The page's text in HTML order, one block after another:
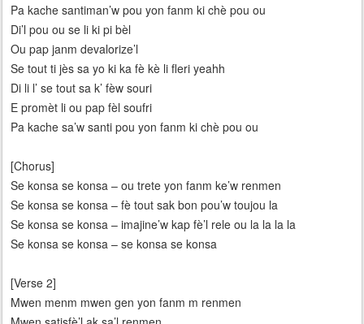
Pa kache santiman’w pou yon fanm ki chè pou ou
Di’l pou ou se li ki pi bèl
Ou pap janm devalorize’l
Se tout ti jès sa yo ki ka fè kè li fleri yeahh
Di li l’ se tout sa k’ fèw souri
E promèt li ou pap fèl soufri
Pa kache sa’w santi pou yon fanm ki chè pou ou
[Chorus]
Se konsa se konsa – ou trete yon fanm ke’w renmen
Se konsa se konsa – fè tout sak bon pou’w toujou la
Se konsa se konsa – imajine’w kap fè’l rele ou la la la la
Se konsa se konsa – se konsa se konsa
[Verse 2]
Mwen menm mwen gen yon fanm m renmen